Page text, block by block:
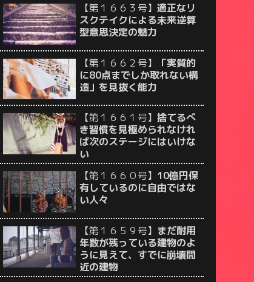
【第１６６３号】 適正なリ
スクテイクによる未来逆算
型意思決定の魅力
【第１６６２号】
「実質的
に80点までしか取れない構
造」を見抜く能力
【第１６６１号】 捨てるべ
き習慣を見極められなけれ
ば次のステージにはいけな
い
【第１６６０号】 10億円保
有しているのに自由ではな
い人々
【第１６５９号】 まだ耐用
年数が残っている建物のよ
うに見えて、すでに崩壊間
近の建物